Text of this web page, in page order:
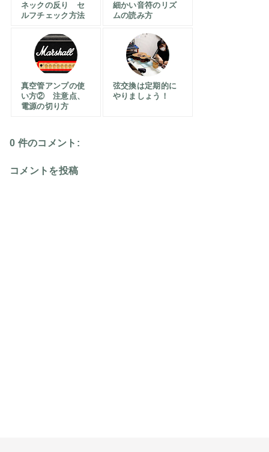
ネックの反り セ
ルフチェック方法
細かい音符のリズ
ムの読み方
真空管アンプの使
い方② 注意点、
電源の切り方
弦交換は定期的に
やりましょう！
0 件のコメント:
コメントを投稿